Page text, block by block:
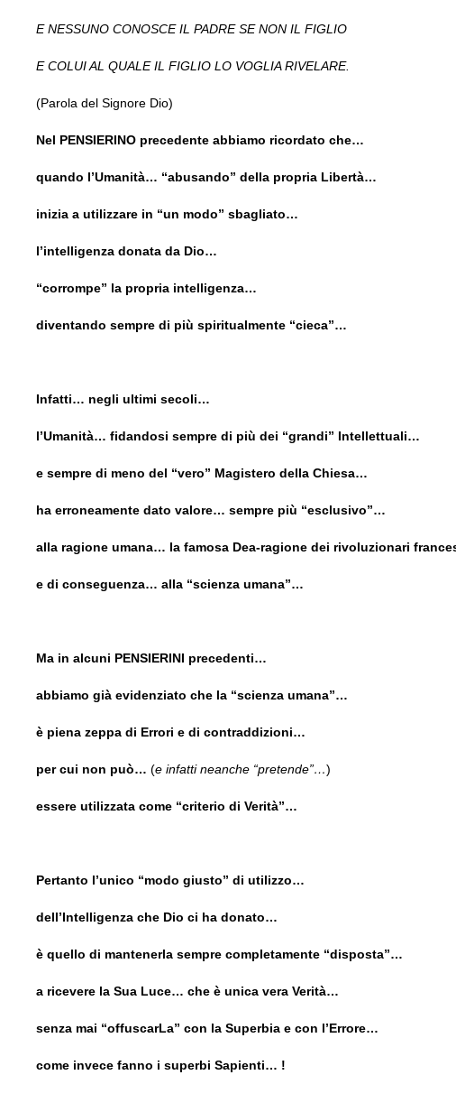
E NESSUNO CONOSCE IL PADRE SE NON IL FIGLIO
E COLUI AL QUALE IL FIGLIO LO VOGLIA RIVELARE.
(Parola del Signore Dio)
Nel PENSIERINO precedente abbiamo ricordato che…
quando l’Umanità… “abusando” della propria Libertà…
inizia a utilizzare in “un modo” sbagliato…
l’intelligenza donata da Dio…
“corrompe” la propria intelligenza…
diventando sempre di più spiritualmente “cieca”…
Infatti… negli ultimi secoli…
l’Umanità… fidandosi sempre di più dei “grandi” Intellettuali…
e sempre di meno del “vero” Magistero della Chiesa…
ha erroneamente dato valore… sempre più “esclusivo”…
alla ragione umana… la famosa Dea-ragione dei rivoluzionari
e di conseguenza… alla “scienza umana”…
Ma in alcuni PENSIERINI precedenti…
abbiamo già evidenziato che la “scienza umana”…
è piena zeppa di Errori e di contraddizioni…
per cui non può… (e infatti neanche “pretende”…)
essere utilizzata come “criterio di Verità”…
Pertanto l’unico “modo giusto” di utilizzo…
dell’Intelligenza che Dio ci ha donato…
è quello di mantenerla sempre completamente “disposta”…
a ricevere la Sua Luce… che è unica vera Verità…
senza mai “offuscarLa” con la Superbia e con l’Errore…
come invece fanno i superbi Sapienti… !